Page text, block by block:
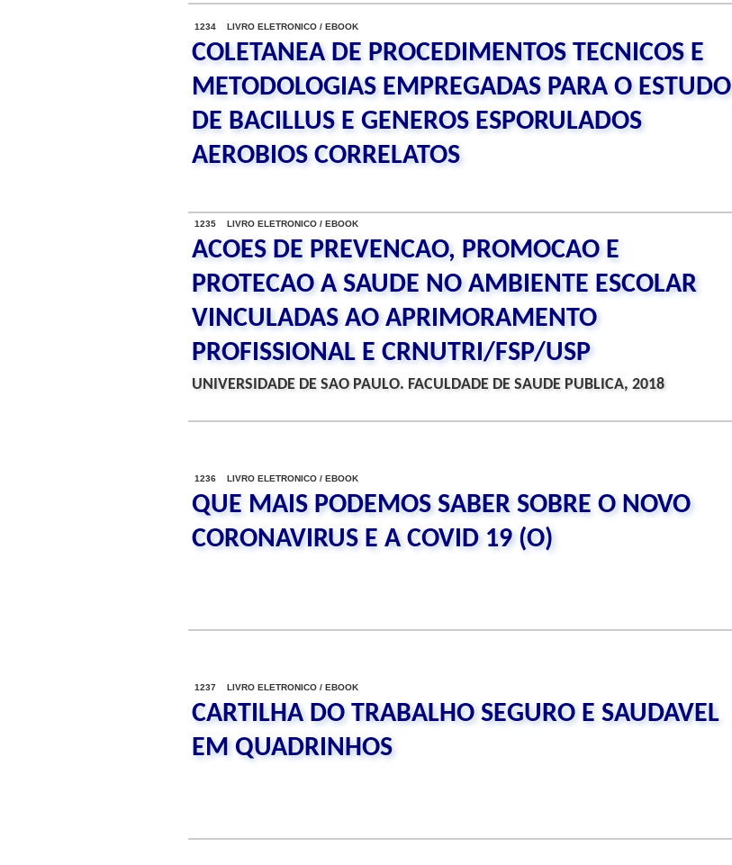
1234 LIVRO ELETRONICO / EBOOK
COLETANEA DE PROCEDIMENTOS TECNICOS E
METODOLOGIAS EMPREGADAS PARA O ESTUDO
DE BACILLUS E GENEROS ESPORULADOS
AEROBIOS CORRELATOS
1235 LIVRO ELETRONICO / EBOOK
ACOES DE PREVENCAO, PROMOCAO E
PROTECAO A SAUDE NO AMBIENTE ESCOLAR
VINCULADAS AO APRIMORAMENTO
PROFISSIONAL E CRNUTRI/FSP/USP
UNIVERSIDADE DE SAO PAULO. FACULDADE DE SAUDE PUBLICA, 2018
1236 LIVRO ELETRONICO / EBOOK
QUE MAIS PODEMOS SABER SOBRE O NOVO
CORONAVIRUS E A COVID 19 (O)
1237 LIVRO ELETRONICO / EBOOK
CARTILHA DO TRABALHO SEGURO E SAUDAVEL
EM QUADRINHOS